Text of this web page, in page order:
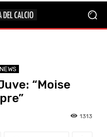
NEWS
“Moise
1313